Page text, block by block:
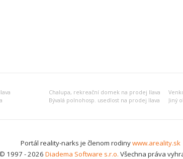
Chalupa, rekreační domek na prodej Ilava
Bývalá polnohosp. usedlost na prodej Ilava
Portál reality-narks je členom rodinywww.areality.sk
© 1997 - 2026 Diadema Software s.r.o. Všechna práva